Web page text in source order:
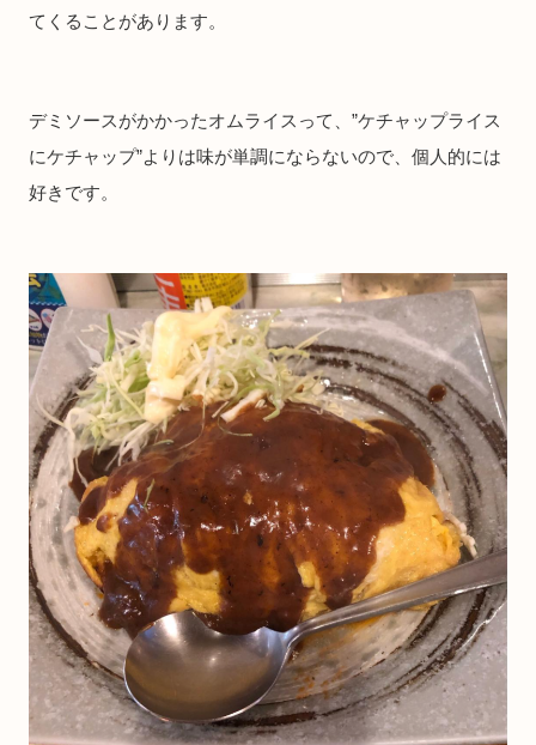
てくることがあります。
デミソースがかかったオムライスって、”ケチャップライス
にケチャップ”よりは味が単調にならないので、個人的には
好きです。